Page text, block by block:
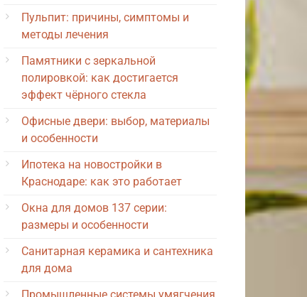
Пульпит: причины, симптомы и
методы лечения
Памятники с зеркальной
полировкой: как достигается
эффект чёрного стекла
Офисные двери: выбор, материалы
и особенности
Ипотека на новостройки в
Краснодаре: как это работает
Окна для домов 137 серии:
размеры и особенности
Санитарная керамика и сантехника
для дома